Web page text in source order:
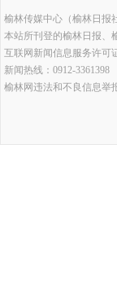
榆林传媒中心（榆林日报
本站所刊登的榆林日报、
互联网新闻信息服务许
新闻热线：0912-
榆林网违法和不良信息举